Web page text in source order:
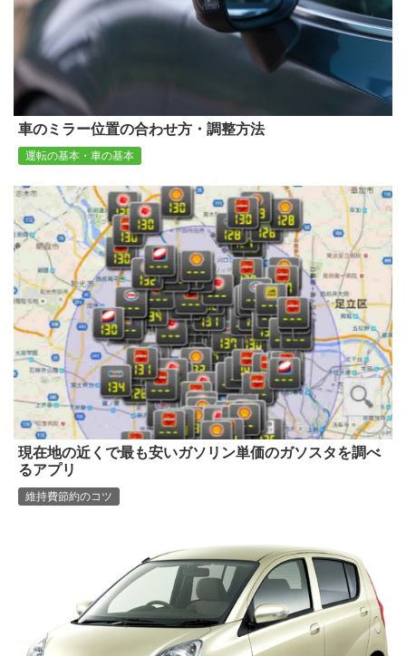
車のミラー位置の合わせ方・調整方法
運転の基本・車の基本
現在地の近くで最も安いガソリン単価のガソスタを調べ
るアプリ
維持費節約のコツ